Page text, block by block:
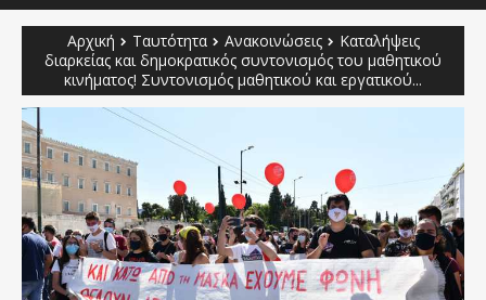
Αρχική Ταυτότητα Ανακοινώσεις
Καταλήψεις
διαρκείας και δημοκρατικός συντονισμός του μαθητικού
κινήματος! Συντονισμός μαθητικού και εργατικού...